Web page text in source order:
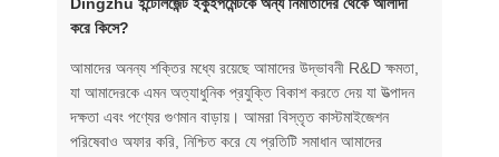
করে কিসে?
আমাদের অনন্য শক্তির মধ্যে রয়েছে আমাদের উদ্ভাবনী R&D ক্ষমতা,
যা আমাদেরকে এমন অত্যাধুনিক প্রযুক্তি বিকাশ করতে দেয় যা উত্পাদন
দক্ষতা এবং পণ্যের গুণমান বাড়ায়। আমরা বিস্তৃত কাস্টমাইজেশন
পরিষেবাও অফার করি, নিশ্চিত করে যে প্রতিটি সমাধান আমাদের